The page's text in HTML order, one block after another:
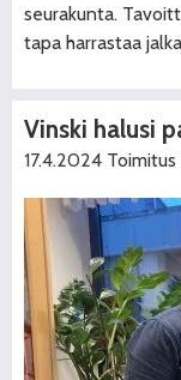
seurakunta.
tapa harrastaa
Vinski halusi
17.4.2024 Toimitus